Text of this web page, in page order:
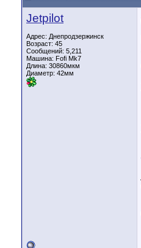
Jetpilot
Адрес: Днепродзержинск
Возраст: 45
Сообщений: 5,211
Машина: Fofi Mk7
Длина: 30860мкм
Диаметр: 42мм